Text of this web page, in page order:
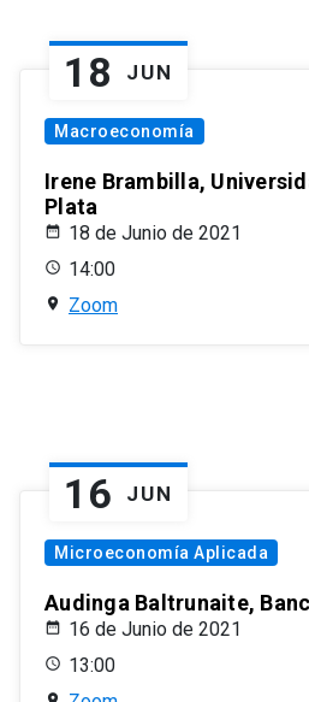
18 JUN
Macroeconomía
Irene Brambilla,
Plata
18 de Junio de 2021
14:00
Zoom
16 JUN
Microeconomía Aplicada
Audinga Baltrunaite,
16 de Junio de 2021
13:00